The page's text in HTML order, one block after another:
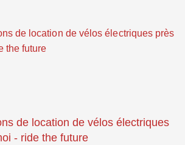
de location de vélos électriques
- ride the future